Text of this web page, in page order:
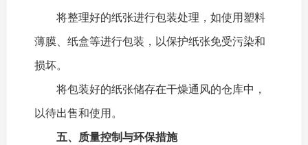
将整理好的纸张进行包装处理，如使用塑料
薄膜、纸盒等进行包装，以保护纸张免受污染和
损坏。
将包装好的纸张储存在干燥通风的仓库中，
以待出售和使用。
五、质量控制与环保措施